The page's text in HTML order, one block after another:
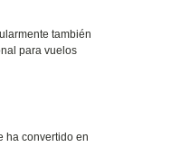
también
para vuelos
ha convertido en